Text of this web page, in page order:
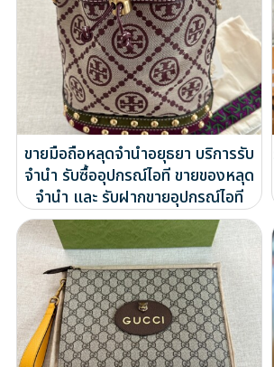
ขายมือถือหลุดจำนำอยุธยา บริการรับ
จำนำ รับซื้ออุปกรณ์ไอที ขายของหลุด
จำนำ และ รับฝากขายอุปกรณ์ไอที